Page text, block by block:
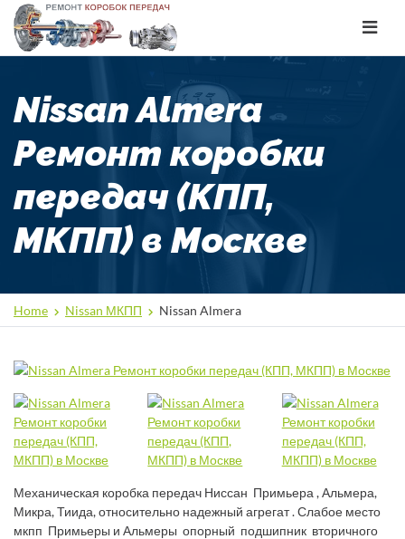
Toggle
Nissan Almera
Ремонт коробки
передач (КПП,
МКПП) в Москве
Home Nissan МКПП Nissan Almera
Механическая коробка передач Ниссан Примьера , Альмера,
Микра, Тиида, относительно надежный агрегат . Слабое место
мкпп Примьеры и Альмеры опорный подшипник вторичного